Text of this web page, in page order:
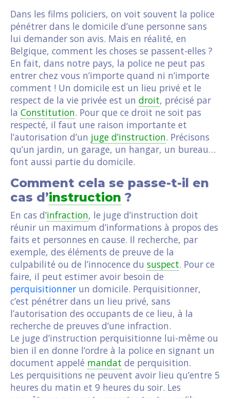
Dans les films policiers, on voit souvent la police
pénétrer dans le domicile d’une personne sans
lui demander son avis. Mais en réalité, en
Belgique, comment les choses se passent-elles ?
En fait, dans notre pays, la police ne peut pas
entrer chez vous n’importe quand ni n’importe
comment ! Un domicile est un lieu privé et le
respect de la vie privée est un droit, précisé par
la Constitution. Pour que ce droit ne soit pas
respecté, il faut une raison importante et
l’autorisation d’un juge d’instruction. Précisons
qu’un jardin, un garage, un hangar, un bureau…
font aussi partie du domicile.
Comment cela se passe-t-il en
cas d’instruction ?
En cas d’infraction, le juge d’instruction doit
réunir un maximum d’informations à propos des
faits et personnes en cause. Il recherche, par
exemple, des éléments de preuve de la
culpabilité ou de l’innocence du suspect. Pour ce
faire, il peut estimer avoir besoin de
perquisitionner un domicile. Perquisitionner,
c’est pénétrer dans un lieu privé, sans
l’autorisation des occupants de ce lieu, à la
recherche de preuves d’une infraction.
Le juge d’instruction perquisitionne lui-même ou
bien il en donne l’ordre à la police en signant un
document appelé mandat de perquisition.
Les perquisitions ne peuvent avoir lieu qu’entre 5
heures du matin et 9 heures du soir. Les